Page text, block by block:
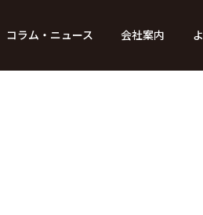
コラム・ニュース 会社案内